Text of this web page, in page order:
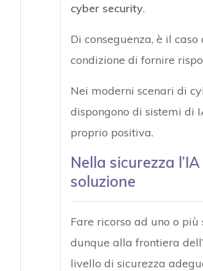
cyber security.
Di conseguenza, è il
condizione di fornire
Nei moderni scenari di
dispongono di sistemi di
proprio positiva.
Nella sicurezza
soluzione
Fare ricorso ad uno o
dunque alla frontiera
livello di sicurezza